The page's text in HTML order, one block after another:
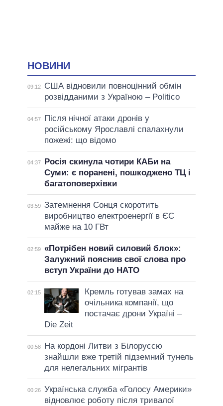
НОВИНИ
09:12
США відновили повноцінний обмін
розвідданими з Україною – Politico
04:57
Після нічної атаки дронів у
російському Ярославлі спалахнули
пожежі: що відомо
04:37
Росія скинула чотири КАБи на
Суми: є поранені, пошкоджено ТЦ і
багатоповерхівки
03:59 Затемнення Сонця скоротить
виробництво електроенергії в ЄС
майже на 10 ГВт
02:59 «Потрібен новий силовий блок»:
Залужний пояснив свої слова про
вступ України до НАТО
02:15
Кремль готував замах на
очільника компанії, що
постачає дрони Україні –
Die Zeit
00:58
На кордоні Литви з Білоруссю
знайшли вже третій підземний тунель
для нелегальних мігрантів
00:26 Українська служба «Голосу Америки»
відновлює роботу після тривалої